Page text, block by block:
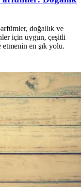
doğallık ve
için uygun, çeşitli
en şık yolu.